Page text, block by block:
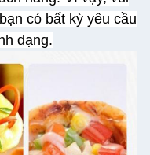
có bất kỳ yêu cầu
dạng.